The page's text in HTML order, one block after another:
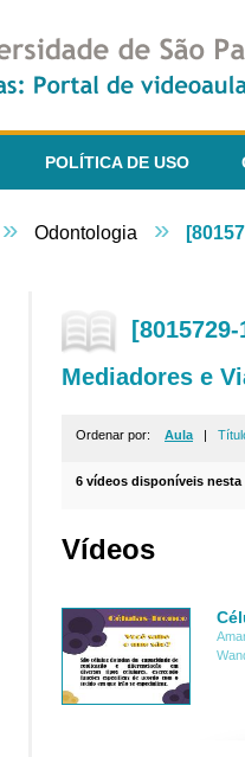
POLÍTICA DE USO
» Odontologia »
Mediadores e
Ordenar por: Aula |
6 vídeos disponíveis
Vídeos